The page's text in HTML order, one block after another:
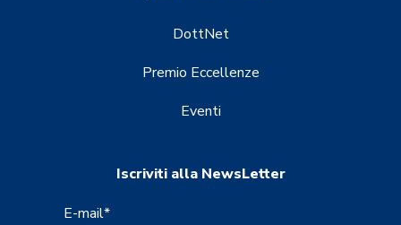
DottNet
Premio Eccellenze
Eventi
Iscriviti alla NewsLetter
E-mail*